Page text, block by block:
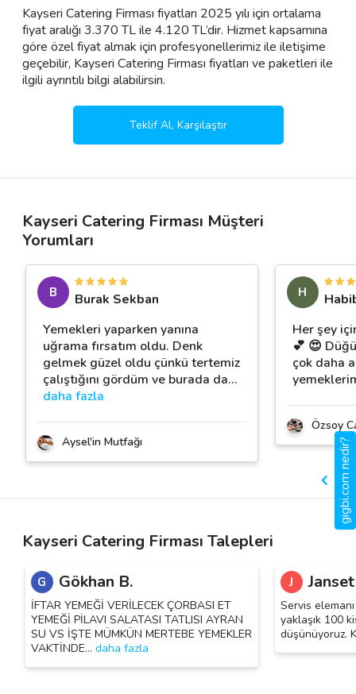
Kayseri Catering Firması fiyatları 2025 yılı için ortalama
fiyat aralığı 3.370 TL ile 4.120 TL’dir. Hizmet kapsamına
göre özel fiyat almak için profesyonellerimiz ile iletişime
geçebilir, Kayseri Catering Firması fiyatları ve paketleri ile
ilgili ayrıntılı bilgi alabilirsin.
Teklif Al, Karşılaştır
Kayseri Catering Firması Müşteri
Yorumları
B
Burak Sekban
Yemekleri yaparken yanına
uğrama fırsatım oldu. Denk
gelmek güzel oldu çünkü tertemiz
çalıştığını gördüm ve burada da…
daha fazla
Aysel'in Mutfağı
H
Her şey
💕 😍
çok daha
Özsoy
Kayseri Catering Firması Talepleri
G Gökhan B.
İFTAR YEMEĞİ VERİLECEK ÇORBASI ET
YEMEĞİ PİLAVI SALATASI TATLISI AYRAN
SU VS İŞTE MÜMKÜN MERTEBE YEMEKLER
VAKTİNDE… daha fazla
J
Servis
yaklaşık 100
düşünüyoruz.
gigbi.com nedir?